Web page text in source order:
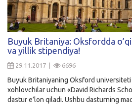
Buyuk Britaniya: Oksfordda
va yillik stipendiya!
29.11.2017 | 6696
Buyuk Britaniyaning Oksford universiteti
xohlovchilar uchun «David Richards
dastur e’lon qiladi. Ushbu dasturning